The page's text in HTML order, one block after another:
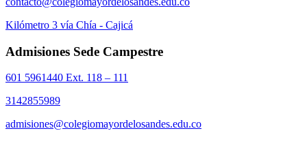
Kilómetro 3 vía Chía - Cajicá
Admisiones Sede Campestre
601 5961440 Ext. 118 – 111
3142855989
admisiones@colegiomayordelosandes.edu.co